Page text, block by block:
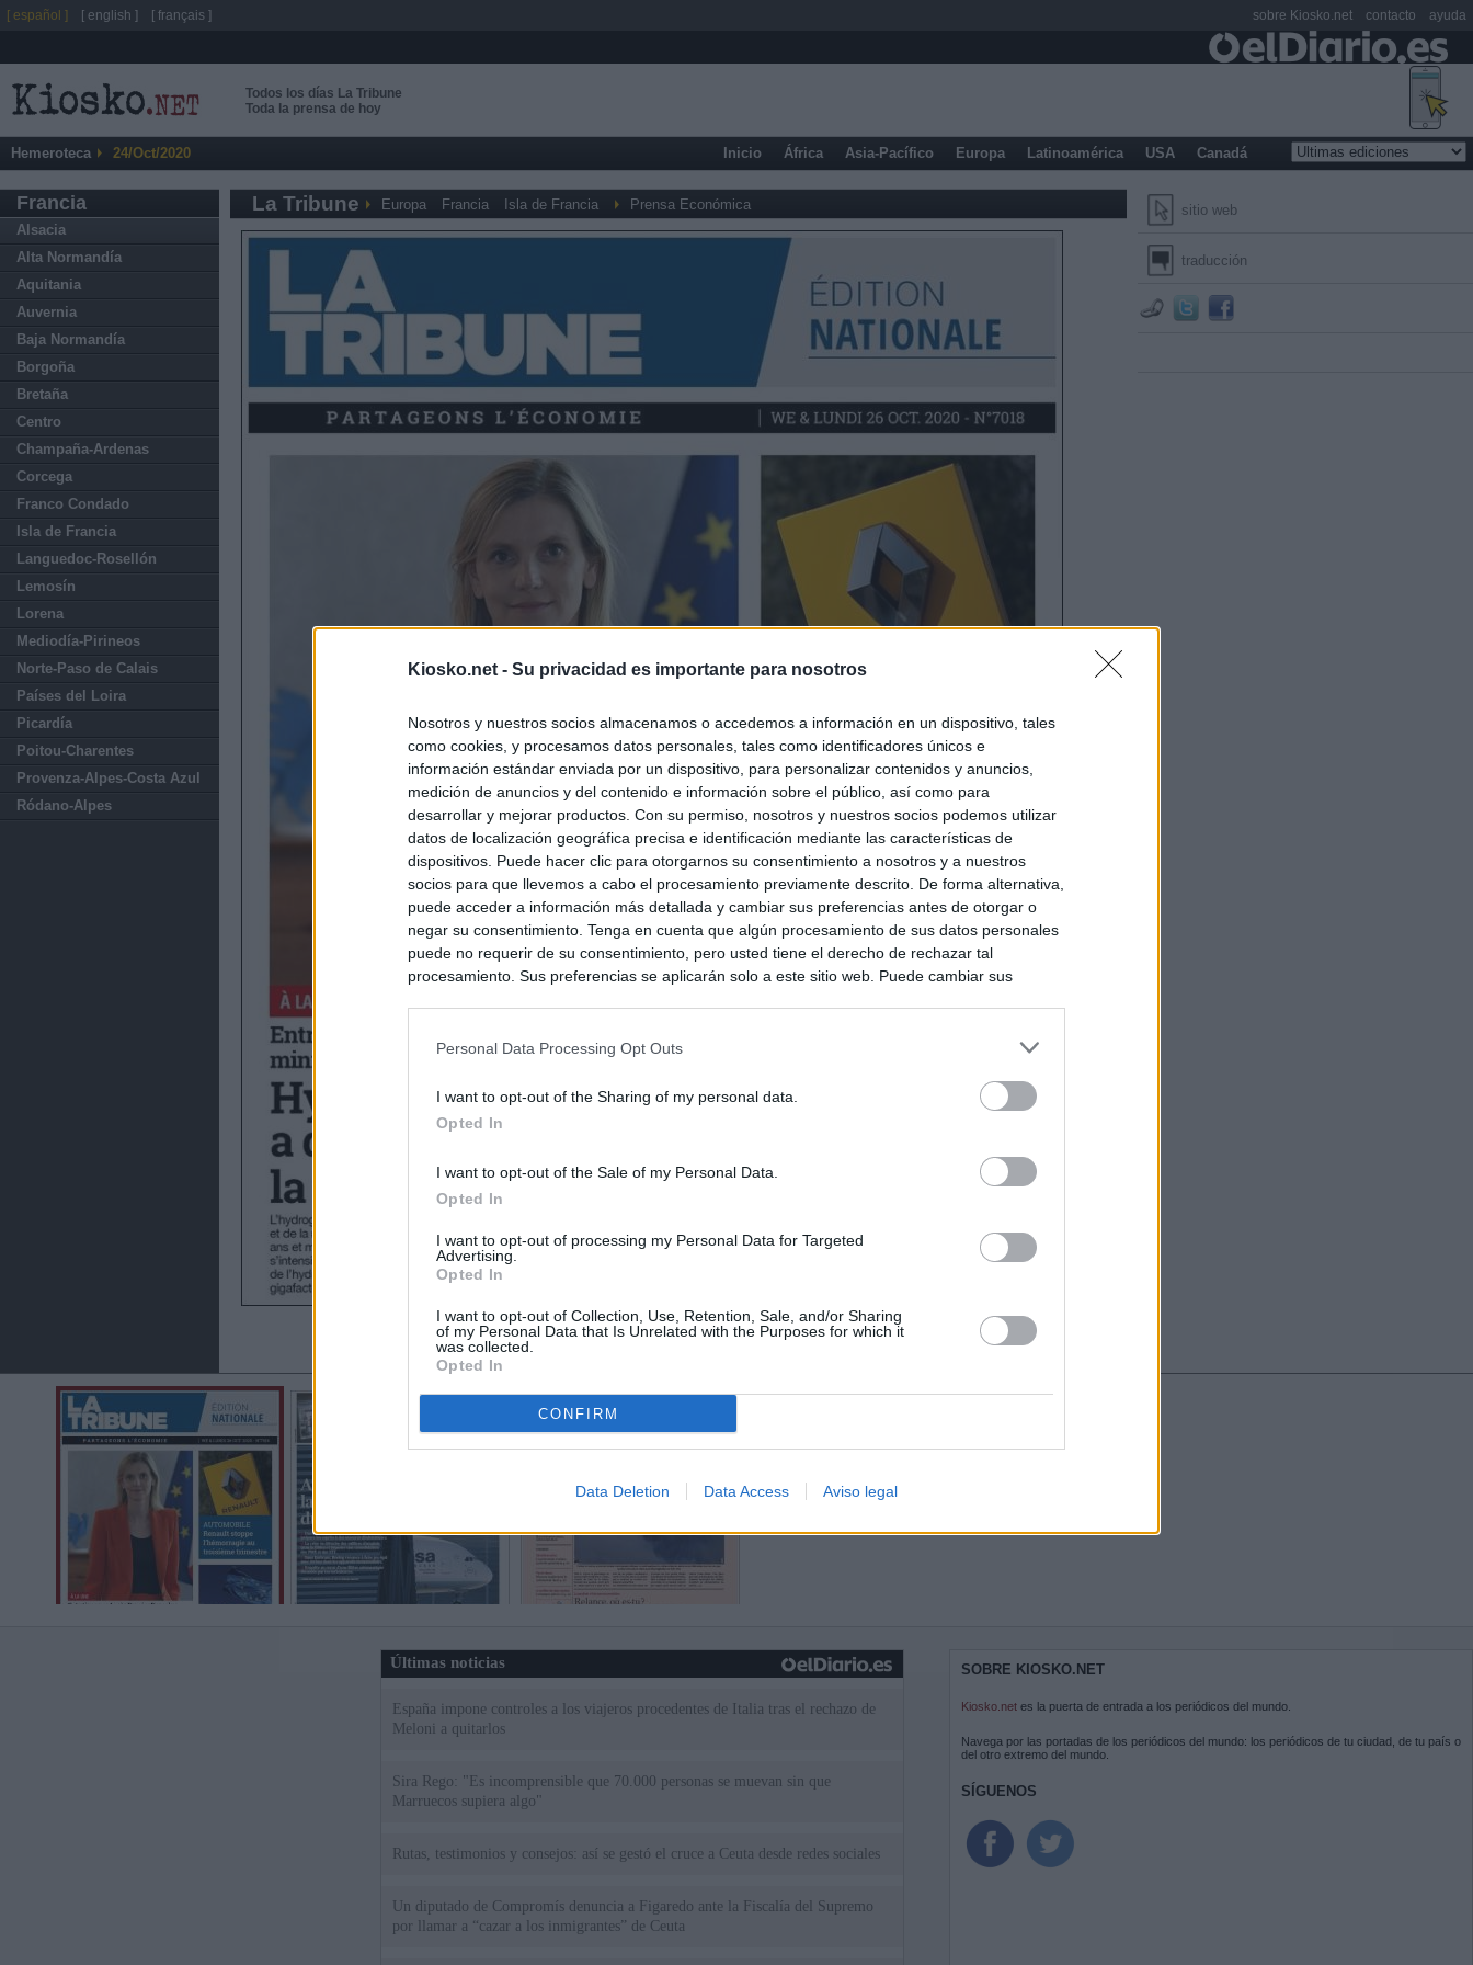
Kiosko.net - Su privacidad es importante para nosotros
Nosotros y nuestros socios almacenamos o accedemos a información en un dispositivo, tales
como cookies, y procesamos datos personales, tales como identificadores únicos e
información estándar enviada por un dispositivo, para personalizar contenidos y anuncios,
medición de anuncios y del contenido e información sobre el público, así como para
desarrollar y mejorar productos. Con su permiso, nosotros y nuestros socios podemos utilizar
datos de localización geográfica precisa e identificación mediante las características de
dispositivos. Puede hacer clic para otorgarnos su consentimiento a nosotros y a nuestros
socios para que llevemos a cabo el procesamiento previamente descrito. De forma alternativa,
puede acceder a información más detallada y cambiar sus preferencias antes de otorgar o
negar su consentimiento. Tenga en cuenta que algún procesamiento de sus datos personales
puede no requerir de su consentimiento, pero usted tiene el derecho de rechazar tal
procesamiento. Sus preferencias se aplicarán solo a este sitio web. Puede cambiar sus
Personal Data Processing Opt Outs
I want to opt-out of the Sharing of my personal data.
Opted In
I want to opt-out of the Sale of my Personal Data.
Opted In
I want to opt-out of processing my Personal Data for Targeted
Advertising.
Opted In
I want to opt-out of Collection, Use, Retention, Sale, and/or Sharing
of my Personal Data that Is Unrelated with the Purposes for which it
was collected.
Opted In
CONFIRM
Data Deletion Data Access Aviso legal
Todos los días La Tribune
Toda la prensa de hoy
Hemeroteca 24/Oct/2020 Inicio África Asia-Pacífico Europa Latinoamérica USA Canadá
Francia
Alsacia
Alta Normandía
Aquitania
Auvernia
Baja Normandía
Borgoña
Bretaña
Centro
Champaña-Ardenas
Corcega
Franco Condado
Isla de Francia
Languedoc-Rosellón
Lemosín
Lorena
Mediodía-Pirineos
Norte-Paso de Calais
Países del Loira
Picardía
Poitou-Charentes
Provenza-Alpes-Costa Azul
Ródano-Alpes
sitio web
traducción
La Tribune Europa Francia Isla de Francia Prensa Económica
Últimas noticias
España impone controles a los viajeros procedentes de Italia tras el rechazo de
Meloni a quitarlos
Sira Rego: "Es incomprensible que 70.000 personas se muevan sin que
Marruecos supiera algo"
Rutas, testimonios y consejos: así se gestó el cruce a Ceuta desde redes sociales
Un diputado de Compromís denuncia a Figaredo ante la Fiscalía del Supremo
por llamar a “cazar a los inmigrantes” de Ceuta
SOBRE KIOSKO.NET
Kiosko.net es la puerta de entrada a los periódicos del mundo.
Navega por las portadas de los periódicos del mundo: los periódicos de tu ciudad, de tu país o
del otro extremo del mundo.
SÍGUENOS
[ español ] [ english ] [ français ] sobre Kiosko.net contacto ayuda